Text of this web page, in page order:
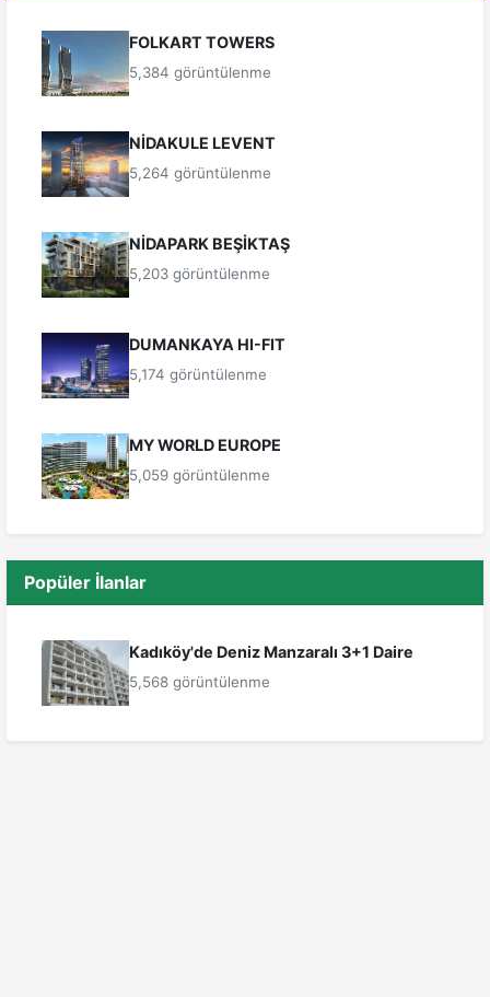
FOLKART TOWERS
5,384 görüntülenme
NİDAKULE LEVENT
5,264 görüntülenme
NİDAPARK BEŞİKTAŞ
5,203 görüntülenme
DUMANKAYA HI-FIT
5,174 görüntülenme
MY WORLD EUROPE
5,059 görüntülenme
Popüler İlanlar
Kadıköy'de Deniz Manzaralı 3+1 Daire
5,568 görüntülenme